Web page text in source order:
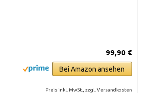
99,90 €
Bei Amazon ansehen
Preis inkl. MwSt., zzgl. Versandkosten